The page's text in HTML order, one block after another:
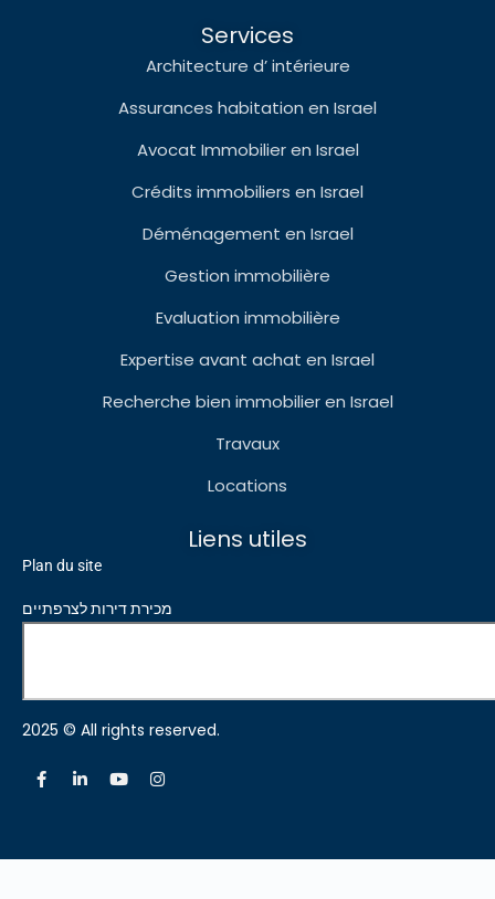
Services
Architecture d’ intérieure
Assurances habitation en Israel
Avocat Immobilier en Israel
Crédits immobiliers en Israel
Déménagement en Israel
Gestion immobilière
Evaluation immobilière
Expertise avant achat en Israel
Recherche bien immobilier en Israel
Travaux
Locations
Liens utiles
Plan du site
מכירת דירות לצרפתיים
2025 © All rights reserved.